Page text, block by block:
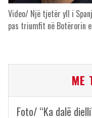
Video/ Një tjetër yll i
pas triumfit në Botërorin
ME
Foto/ “Ka dalë